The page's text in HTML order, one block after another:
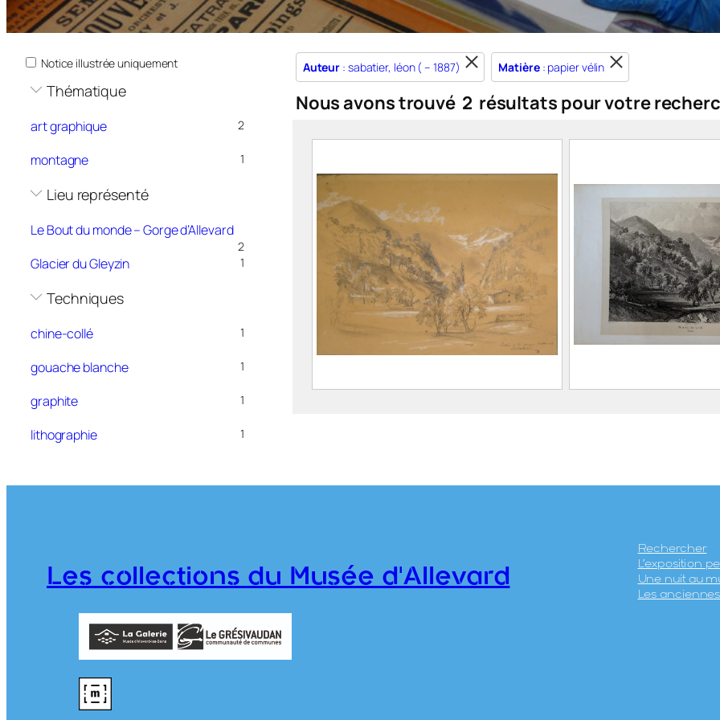
Notice illustrée uniquement
Thématique
art graphique 2
montagne 1
Lieu représenté
Le Bout du monde – Gorge d’Allevard
2
Glacier du Gleyzin 1
Techniques
chine-collé 1
gouache blanche 1
graphite 1
lithographie 1
Auteur : sabatier, léon ( – 1887) Matière: papier vélin
Nous avons trouvé 2 résultats pour votre
Entrée de la gorge d’Allevard
Entrée de la
janvier 1813 –
2018.0.12
Les collections du Musée d'Allevard
Rechercher
L’exposition
Une nuit au
Les